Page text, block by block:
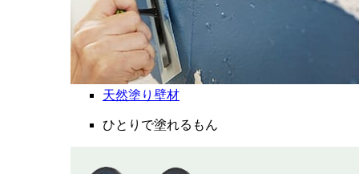
天然塗り壁材
ひとりで塗れるもん